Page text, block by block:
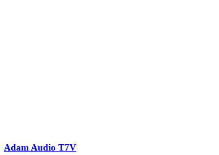
Adam Audio T7V